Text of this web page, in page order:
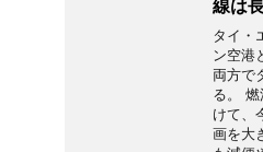
線は
タイ・
ン空港
両方で
る。
けて、
画を大